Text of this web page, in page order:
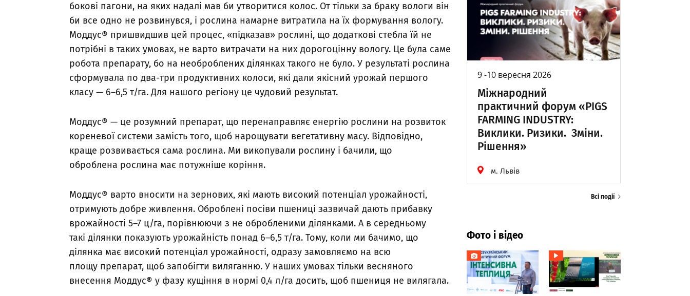
бокові пагони, на яких надалі мав би утворитися колос. От тільки за браку вологи він
би все одно не розвинувся, і рослина намарне витратила на їх формування вологу.
Моддус® пришвидшив цей процес, «підказав» рослині, що додаткові стебла їй не
потрібні в таких умовах, не варто витрачати на них дорогоцінну вологу. Це була саме
робота препарату, бо на необроблених ділянках такого не було. У результаті рослина
сформувала по два-три продуктивних колоси, які дали якісний урожай першого
класу — 6–6,5 т/га. Для нашого регіону це чудовий результат.
Моддус® — це розумний препарат, що перенаправляє енергію рослини на розвиток
кореневої системи замість того, щоб нарощувати вегетативну масу. Відповідно,
краще розвивається сама рослина. Ми викопували рослину і бачили, що
оброблена рослина має потужніше коріння.
Моддус® варто вносити на зернових, які мають високий потенціал урожайності,
отримують добре живлення. Оброблені посіви пшениці зазвичай дають прибавку
врожайності 5–7 ц/га, порівнюючи з не обробленими ділянками. А в середньому
такі ділянки показують урожайність понад 6–6,5 т/га. Тому, коли ми бачимо, що
ділянка має високий потенціал урожайності, одразу замовляємо на всю
площу препарат, щоб запобігти виляганню. У наших умовах тільки весняного
внесення Моддус® у фазу кущіння в нормі 0,4 л/га досить, щоб пшениця не вилягала.
9 -10 вересня 2026
Міжнародний
практичний форум «PIGS
FARMING INDUSTRY:
Виклики. Ризики. Зміни.
Рішення»
м. Львів
Всі події
Фото і відео